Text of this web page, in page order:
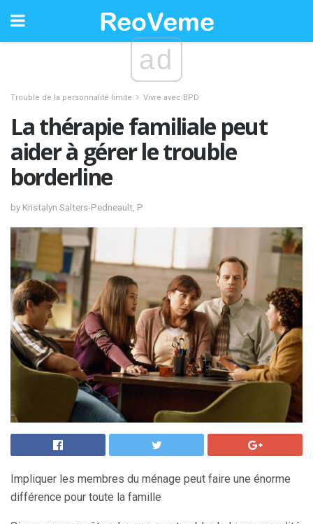
ad
Trouble de la personnalité limite Vivre avec BPD
La thérapie familiale peut
aider à gérer le trouble
borderline
by Kristalyn Salters-Pedneault, P
Impliquer les membres du ménage peut faire une énorme
différence pour toute la famille